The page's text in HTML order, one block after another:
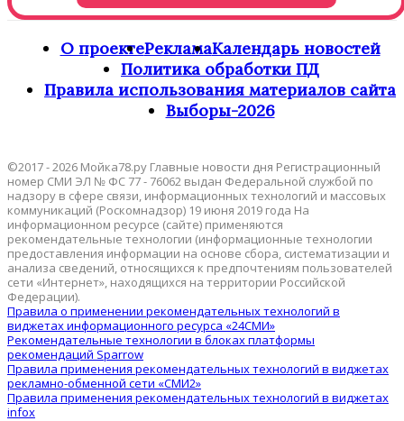
О проектеРекламаКалендарь новостей
Политика обработки ПД
Правила использования материалов сайта
Выборы-2026
©2017 - 2026 Мойка78.ру Главные новости дня Регистрационный
номер СМИ ЭЛ № ФС 77 - 76062 выдан Федеральной службой по
надзору в сфере связи, информационных технологий и массовых
коммуникаций (Роскомнадзор) 19 июня 2019 года На
информационном ресурсе (сайте) применяются
рекомендательные технологии (информационные технологии
предоставления информации на основе сбора, систематизации и
анализа сведений, относящихся к предпочтениям пользователей
сети «Интернет», находящихся на территории Российской
Федерации).
Правила о применении рекомендательных технологий в
виджетах информационного ресурса «24СМИ»
Рекомендательные технологии в блоках платформы
рекомендаций Sparrow
Правила применения рекомендательных технологий в виджетах
рекламно-обменной сети «СМИ2»
Правила применения рекомендательных технологий в виджетах
infox